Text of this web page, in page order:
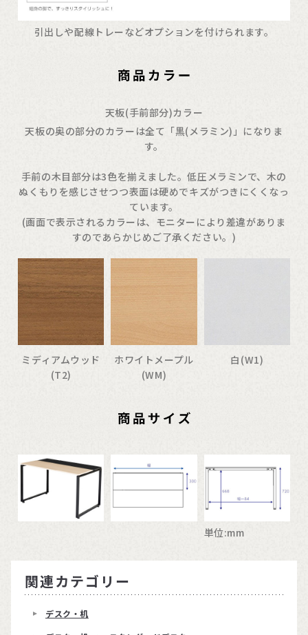
引出しや配線トレーなどオプションを付けられます。
天板(手前部分)カラー
天板の奥の部分のカラーは全て「黒(メラミン)」になりま
す。
手前の木目部分は3色を揃えました。低圧メラミンで、木の
ぬくもりを感じさせつつ表面は硬めでキズがつきにくくなっ
ています。
(画面で表示されるカラーは、モニターにより差違がありま
すのであらかじめご了承ください。)
ミディアムウッド
(T2)
ホワイトメープル
(WM)
白(W1)
単位:mm
関連カテゴリー
デスク・机